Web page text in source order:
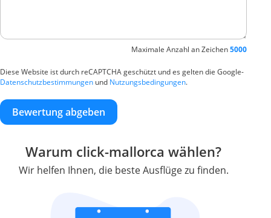
Maximale Anzahl an Zeichen5000
Diese Website ist durch reCAPTCHA geschützt und es gelten die Google-
Datenschutzbestimmungen und Nutzungsbedingungen.
Bewertung abgeben
Warum click-mallorca wählen?
Wir helfen Ihnen, die beste Ausflüge zu finden.